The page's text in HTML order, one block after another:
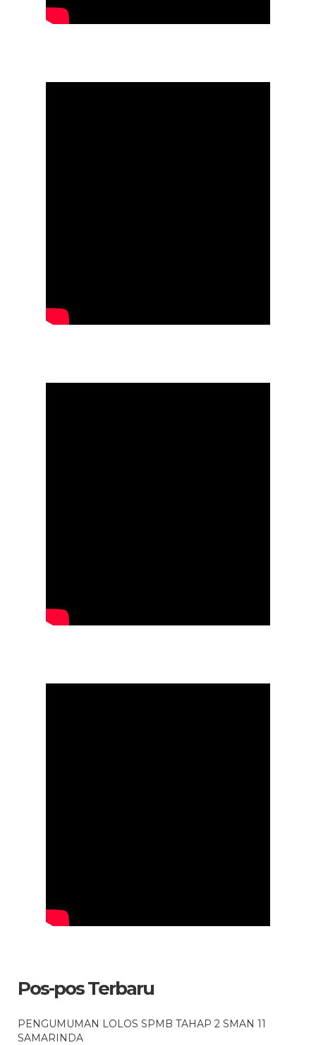
Pos-pos Terbaru
PENGUMUMAN LOLOS SPMB TAHAP 2 SMAN 11
SAMARINDA